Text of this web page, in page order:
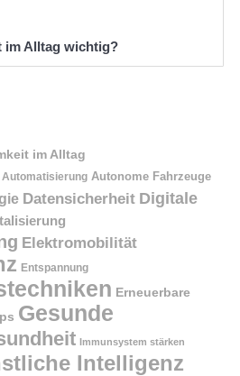
im Alltag wichtig?
im Alltag
Automatisierung Autonome Fahrzeuge
Datensicherheit Digitale
Elektromobilität
Entspannung
Erneuerbare
Gesunde
Immunsystem stärken
Intelligenz